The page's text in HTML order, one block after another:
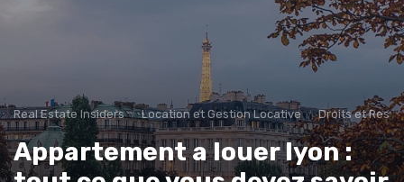
Real Estate Insiders Location et Gestion Locative Droits et
Appartement a louer lyon :